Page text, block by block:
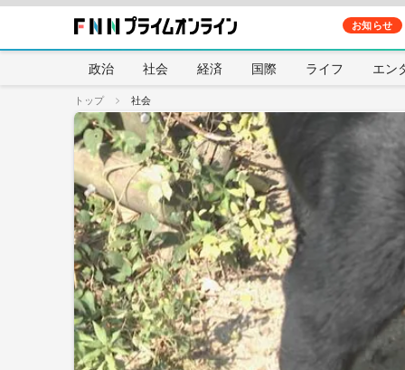
お知らせ
政治 社会 経済 国際 ライフ エン
トップ 社会